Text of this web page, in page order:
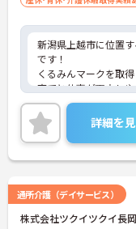
新潟県上越市に位置
です！
くるみんマークを取
育てと仕事が両立し
的に行っています。
ご興味ある方には、面
詳細をお話しいたし
い！
詳細を
通所介護（デイサービス）
株式会社ツクイツクイ長